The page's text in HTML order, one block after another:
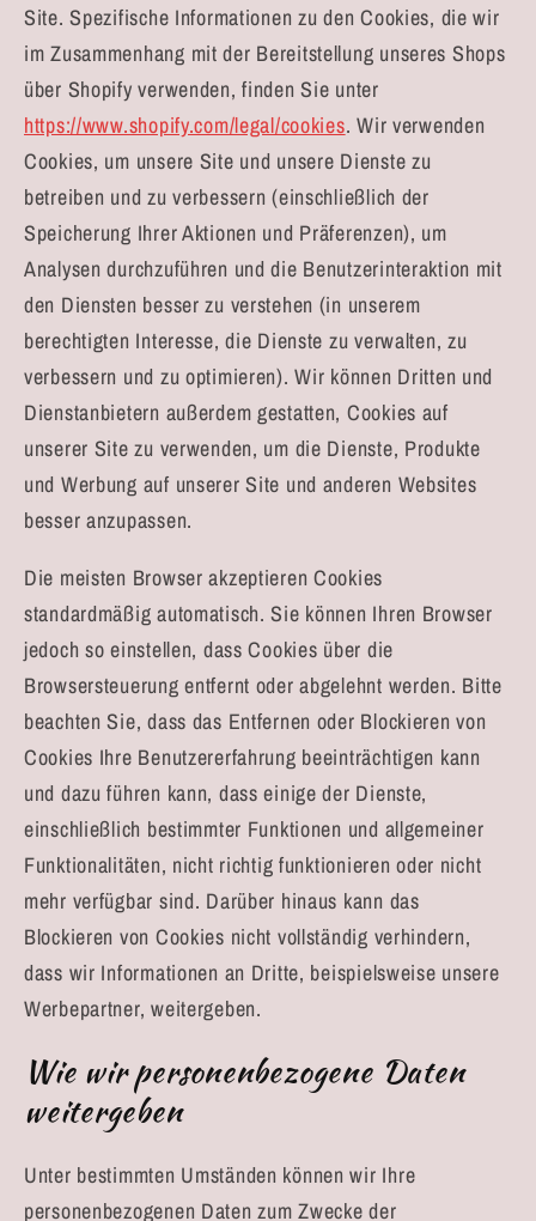
Site. Spezifische Informationen zu den Cookies, die wir
im Zusammenhang mit der Bereitstellung unseres Shops
über Shopify verwenden, finden Sie unter
https://www.shopify.com/legal/cookies. Wir verwenden
Cookies, um unsere Site und unsere Dienste zu
betreiben und zu verbessern (einschließlich der
Speicherung Ihrer Aktionen und Präferenzen), um
Analysen durchzuführen und die Benutzerinteraktion mit
den Diensten besser zu verstehen (in unserem
berechtigten Interesse, die Dienste zu verwalten, zu
verbessern und zu optimieren). Wir können Dritten und
Dienstanbietern außerdem gestatten, Cookies auf
unserer Site zu verwenden, um die Dienste, Produkte
und Werbung auf unserer Site und anderen Websites
besser anzupassen.
Die meisten Browser akzeptieren Cookies
standardmäßig automatisch. Sie können Ihren Browser
jedoch so einstellen, dass Cookies über die
Browsersteuerung entfernt oder abgelehnt werden. Bitte
beachten Sie, dass das Entfernen oder Blockieren von
Cookies Ihre Benutzererfahrung beeinträchtigen kann
und dazu führen kann, dass einige der Dienste,
einschließlich bestimmter Funktionen und allgemeiner
Funktionalitäten, nicht richtig funktionieren oder nicht
mehr verfügbar sind. Darüber hinaus kann das
Blockieren von Cookies nicht vollständig verhindern,
dass wir Informationen an Dritte, beispielsweise unsere
Werbepartner, weitergeben.
Wie wir personenbezogene Daten
weitergeben
Unter bestimmten Umständen können wir Ihre
personenbezogenen Daten zum Zwecke der